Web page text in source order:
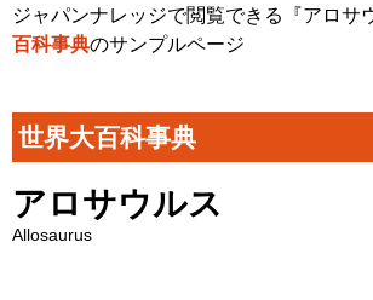
ジャパンナレッジで閲覧できる『アロサ
百科事典のサンプルページ
世界大百科事典
アロサウルス
Allosaurus